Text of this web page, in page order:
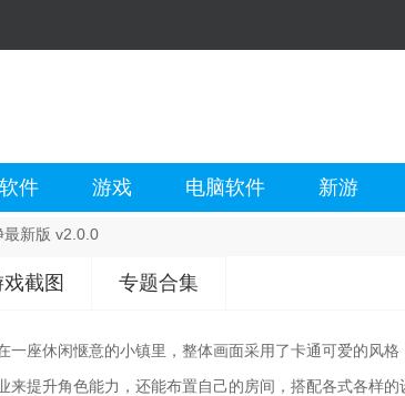
件 游戏 电脑软件 新游
最新版 v2.0.0
截图 专题合集
一座休闲惬意的小镇里，整体画面采用了卡通可爱的风
来提升角色能力，还能布置自己的房间，搭配各式各样